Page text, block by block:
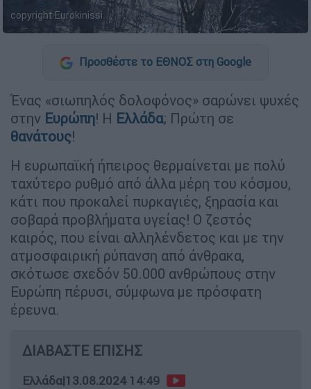
copyright Eurokinissi
Προσθέστε το ΕΘΝΟΣ στη Google
Ένας «σιωπηλός δολοφόνος» σαρώνει ψυχές
στην Ευρώπη! Η Ελλάδα; Πρώτη σε
θανάτους!
Η ευρωπαϊκή ήπειρος θερμαίνεται με πολύ
ταχύτερο ρυθμό από άλλα μέρη του κόσμου,
κάτι που προκαλεί πυρκαγιές, ξηρασία και
σοβαρά προβλήματα υγείας! Ο ζεστός
καιρός, που είναι αλληλένδετος και με την
ατμοσφαιρική ρύπανση από άνθρακα,
σκότωσε σχεδόν 50.000 ανθρώπους στην
Ευρώπη πέρυσι, σύμφωνα με πρόσφατη
έρευνα.
ΔΙΑΒΑΣΤΕ ΕΠΙΣΗΣ
Ελλάδα|13.08.2024 14:49